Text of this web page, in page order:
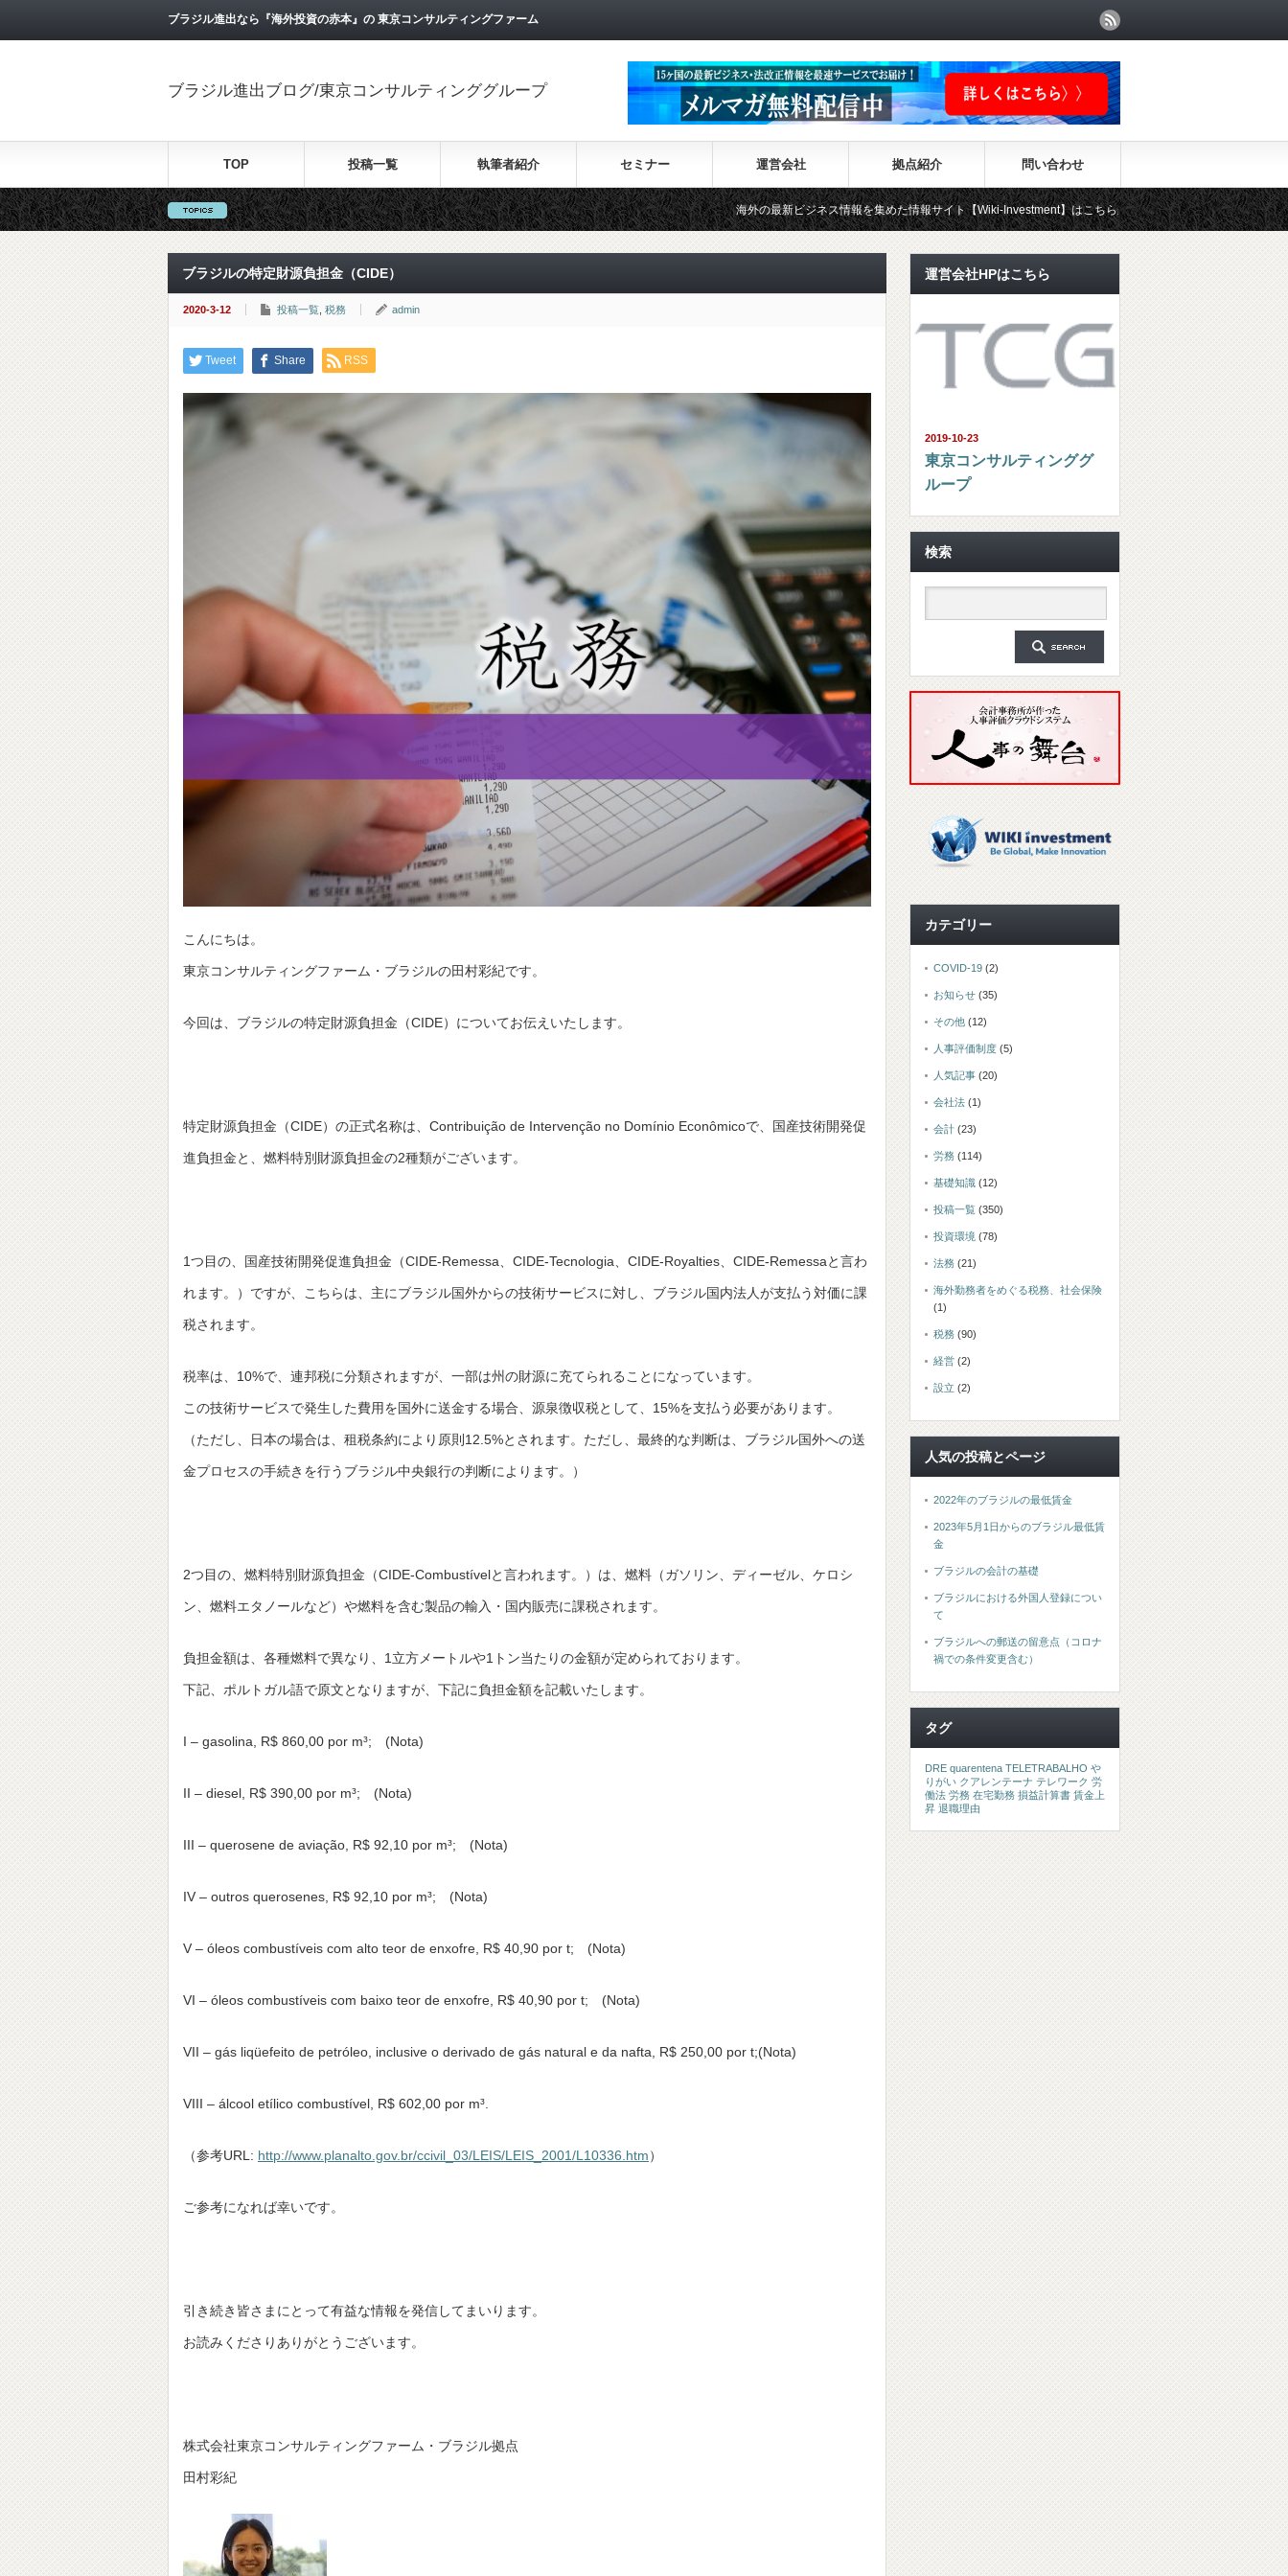
ブラジル進出なら『海外投資の赤本』の 東京コンサルティングファーム
ブラジル進出ブログ/東京コンサルティンググループ
TOP 投稿一覧 執筆者紹介 セミナー 運営会社 拠点紹介 問い合わせ
海外の最新ビジネス情報を集めた情報サイト【Wiki-Investment】はこちらから！！
ブラジルの特定財源負担金（CIDE）
2020-3-12 投稿一覧 税務 admin
Tweet Share RSS
こんにちは。
東京コンサルティングファーム・ブラジルの田村彩紀です。
今回は、ブラジルの特定財源負担金（CIDE）についてお伝えいたします。
特定財源負担金（CIDE）の正式名称は、Contribuição de Intervenção no Domínio Econômicoで、国産技術開発促
進負担金と、燃料特別財源負担金の2種類がございます。
1つ目の、国産技術開発促進負担金（CIDE-Remessa、CIDE-Tecnologia、CIDE-Royalties、CIDE-Remessaと言わ
れます。）ですが、こちらは、主にブラジル国外からの技術サービスに対し、ブラジル国内法人が支払う対価に課
税されます。
税率は、10%で、連邦税に分類されますが、一部は州の財源に充てられることになっています。
この技術サービスで発生した費用を国外に送金する場合、源泉徴収税として、15%を支払う必要があります。
（ただし、日本の場合は、租税条約により原則12.5%とされます。ただし、最終的な判断は、ブラジル国外への送
金プロセスの手続きを行うブラジル中央銀行の判断によります。）
2つ目の、燃料特別財源負担金（CIDE-Combustívelと言われます。）は、燃料（ガソリン、ディーゼル、ケロシ
ン、燃料エタノールなど）や燃料を含む製品の輸入・国内販売に課税されます。
負担金額は、各種燃料で異なり、1立方メートルや1トン当たりの金額が定められております。
下記、ポルトガル語で原文となりますが、下記に負担金額を記載いたします。
I – gasolina, R$ 860,00 por m³; (Nota)
II – diesel, R$ 390,00 por m³; (Nota)
III – querosene de aviação, R$ 92,10 por m³; (Nota)
IV – outros querosenes, R$ 92,10 por m³; (Nota)
V – óleos combustíveis com alto teor de enxofre, R$ 40,90 por t; (Nota)
VI – óleos combustíveis com baixo teor de enxofre, R$ 40,90 por t; (Nota)
VII – gás liqüefeito de petróleo, inclusive o derivado de gás natural e da nafta, R$ 250,00 por t;(Nota)
VIII – álcool etílico combustível, R$ 602,00 por m³.
（参考URL: http://www.planalto.gov.br/ccivil_03/LEIS/LEIS_2001/L10336.htm）
ご参考になれば幸いです。
引き続き皆さまにとって有益な情報を発信してまいります。
お読みくださりありがとうございます。
株式会社東京コンサルティングファーム・ブラジル拠点
田村彩紀
運営会社HPはこちら
2019-10-23
東京コンサルティンググ
ループ
検索
カテゴリー
COVID-19 (2)
お知らせ (35)
その他 (12)
人事評価制度 (5)
人気記事 (20)
会社法 (1)
会計 (23)
労務 (114)
基礎知識 (12)
投稿一覧 (350)
投資環境 (78)
法務 (21)
海外勤務者をめぐる税務、社会保険
(1)
税務 (90)
経営 (2)
設立 (2)
人気の投稿とページ
2022年のブラジルの最低賃金
2023年5月1日からのブラジル最低賃
金
ブラジルの会計の基礎
ブラジルにおける外国人登録につい
て
ブラジルへの郵送の留意点（コロナ
禍での条件変更含む）
タグ
DRE quarentena TELETRABALHO や
りがい クアレンテーナ テレワーク 労
働法 労務 在宅勤務 損益計算書 賃金上
昇 退職理由